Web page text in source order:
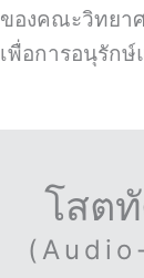
ของคณะวิทยา
เพื่อการอนุรักษ์
โสต